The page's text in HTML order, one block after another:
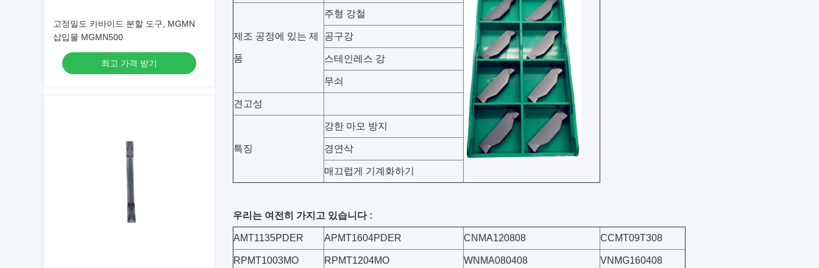
고정밀도 카바이드 분할 도구, MGMN
삽입물 MGMN500
최고 가격 받기
제조 공정에 있는 제
품
주형 강철
공구강
스테인레스 강
무쇠
견고성
특징
강한 마모 방지
경연삭
매끄럽게 기계화하기
우리는 여전히 가지고 있습니다 :
AMT1135PDER APMT1604PDER CNMA120808 CCMT09T308
RPMT1003MO RPMT1204MO WNMA080408 VNMG160408